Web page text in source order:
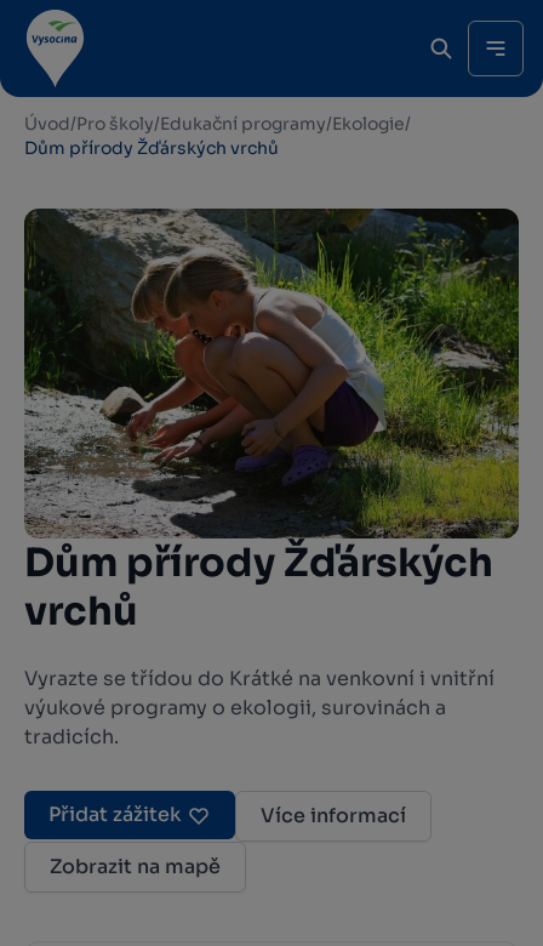
Úvod/Pro školy/Edukační programy/Ekologie/
Dům přírody Žďárských vrchů
Dům přírody Žďárských
vrchů
Vyrazte se třídou do Krátké na venkovní i vnitřní
výukové programy o ekologii, surovinách a
tradicích.
Přidat zážitek
Více informací
Zobrazit na mapě